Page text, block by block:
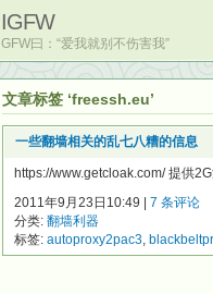
IGFW
GFW曰：“爱我就别不伤害我”
文章标签 ‘freessh.eu’
一些翻墙相关的乱七八糟的信息
https://www.getcloak.com/ 提供
2011年9月23日10:49 | 7 条评论
分类: 翻墙利器
标签: autoproxy2pac3,